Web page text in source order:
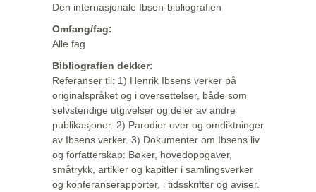
Den internasjonale Ibsen-bibliografien
Omfang/fag:
Alle fag
Bibliografien dekker:
Referanser til: 1) Henrik Ibsens verker på
originalspråket og i oversettelser, både som
selvstendige utgivelser og deler av andre
publikasjoner. 2) Parodier over og omdiktninger
av Ibsens verker. 3) Dokumenter om Ibsens liv
og forfatterskap: Bøker, hovedoppgaver,
småtrykk, artikler og kapitler i samlingsverker
og konferanserapporter, i tidsskrifter og aviser.